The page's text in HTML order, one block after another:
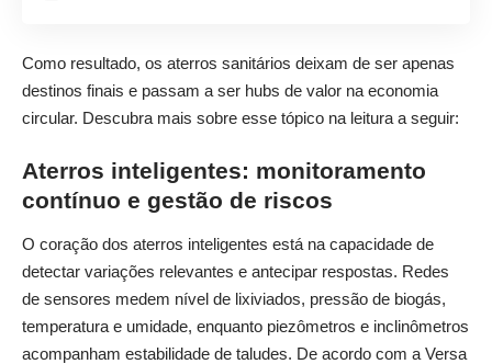
Como resultado, os aterros sanitários deixam de ser apenas
destinos finais e passam a ser hubs de valor na economia
circular. Descubra mais sobre esse tópico na leitura a seguir:
Aterros inteligentes: monitoramento
contínuo e gestão de riscos
O coração dos aterros inteligentes está na capacidade de
detectar variações relevantes e antecipar respostas. Redes
de sensores medem nível de lixiviados, pressão de biogás,
temperatura e umidade, enquanto piezômetros e inclinômetros
acompanham estabilidade de taludes. De acordo com a Versa